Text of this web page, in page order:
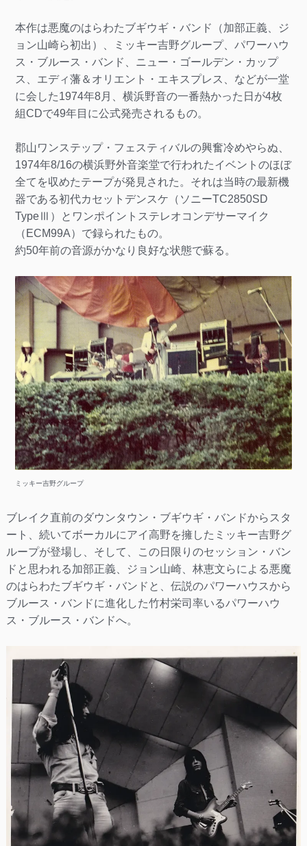
本作は悪魔のはらわたブギウギ・バンド（加部正義、ジ
ョン山崎ら初出）、ミッキー吉野グループ、パワーハウ
ス・ブルース・バンド、ニュー・ゴールデン・カップ
ス、エディ藩＆オリエント・エキスプレス、などが一堂
に会した1974年8月、横浜野音の一番熱かった日が4枚
組CDで49年目に公式発売されるもの。
郡山ワンステップ・フェスティバルの興奮冷めやらぬ、
1974年8/16の横浜野外音楽堂で行われたイベントのほぼ
全てを収めたテープが発見された。それは当時の最新機
器である初代カセットデンスケ（ソニーTC2850SD
TypeⅢ）とワンポイントステレオコンデサーマイク
（ECM99A）で録られたもの。
約50年前の音源がかなり良好な状態で蘇る。
ミッキー吉野グループ
ブレイク直前のダウンタウン・ブギウギ・バンドからスタ
ート、続いてボーカルにアイ高野を擁したミッキー吉野グ
ループが登場し、そして、この日限りのセッション・バン
ドと思われる加部正義、ジョン山崎、林恵文らによる悪魔
のはらわたブギウギ・バンドと、伝説のパワーハウスから
ブルース・バンドに進化した竹村栄司率いるパワーハウ
ス・ブルース・バンドへ。